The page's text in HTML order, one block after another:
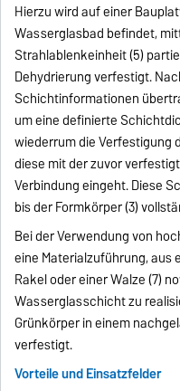
Hierzu wird auf einer
Wasserglasbad befindet,
Strahlablenkeinheit (5)
Dehydrierung verfestigt.
Schichtinformationen
um eine definierte
wiederrum die Verfestigung
diese mit der zuvor
Verbindung eingeht. Diese
bis der Formkörper (3)
Bei der Verwendung von
eine Materialzuführung, aus
Rakel oder einer Walze (7)
Wasserglasschicht zu
Grünkörper in einem
verfestigt.
Vorteile und Einsatzfelder